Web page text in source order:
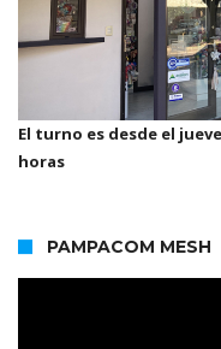
El turno es desde el
horas
PAMPACOM MESH